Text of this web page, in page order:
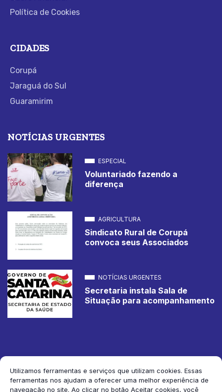
Utilizamos ferramentas e serviços que utilizam cookies. Essas
ferramentas nos ajudam a oferecer uma melhor experiência de
navegação no site. Ao clicar no botão Aceitar cookies, você
Política de Cookies
CIDADES
Corupá
Jaraguá do Sul
Guaramirim
NOTÍCIAS URGENTES
ESPECIAL
Voluntariado fazendo a
diferença
AGRICULTURA
Sindicato Rural de Corupá
convoca seus Associados
NOTÍCIAS URGENTES
Secretaria instala Sala de
Situação para acompanhamento
2026 Jornal de Corupá. Todos os direitos reservados.